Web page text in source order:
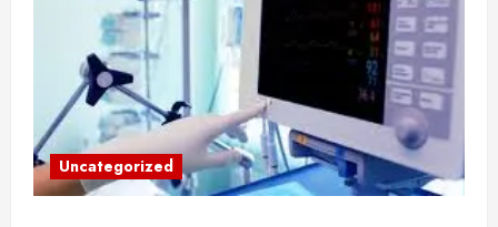
Uncategorized